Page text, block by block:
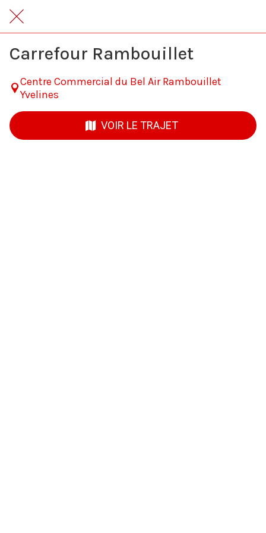
Carrefour Rambouillet
Centre Commercial du Bel Air Rambouillet
Yvelines
VOIR LE TRAJET